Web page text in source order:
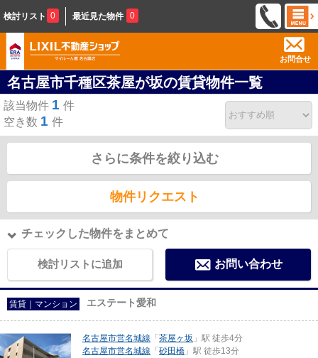
検討リスト 0 最近見た物件 0
お問合せ
名古屋市千種区茶屋が坂の賃貸物件一覧
該当物件 1 件
空き数 1 件
さらに条件を絞り込む
物件リクエスト
チェックした物件をまとめて
検討リストに追加 お問い合わせ
賃貸｜マンション エステート愛和
名古屋市営名城線 「 茶屋ヶ坂 」駅 徒歩4分
名古屋市営名城線 「 砂田橋 」駅 徒歩13分